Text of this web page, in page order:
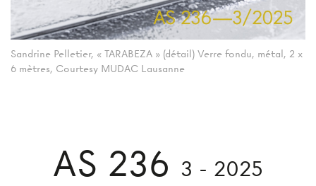
Sandrine Pelletier, « TARABEZA » (détail) Verre fondu, métal, 2 x
6 mètres, Courtesy MUDAC Lausanne
AS 236 3 - 2025